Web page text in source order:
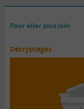
Pour aller plus loin
Décryptages